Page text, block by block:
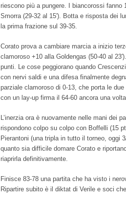
riescono più a pungere. I biancorossi fanno
Smorra (29-32 al 15′). Botta e risposta dei
la prima frazione sul 39-35.
Corato prova a cambiare marcia a inizio
clamoroso +10 alla Goldengas (50-40 al
punti. Le cose peggiorano quando
con nervi saldi e una difesa finalmente
parziale clamoroso di 0-13, che porta le
con un lay-up firma il 64-60 ancora una
L’inerzia ora è nuovamente nelle mani dei
rispondono colpo su colpo con Boffelli (15
Pierantoni (una tripla in tutto il torneo, oggi
quanto sia difficile domare Corato e
riaprirla definitivamente.
Finisce 83-78 una partita che ha visto i
Ripartire subito è il diktat di Verile e soci